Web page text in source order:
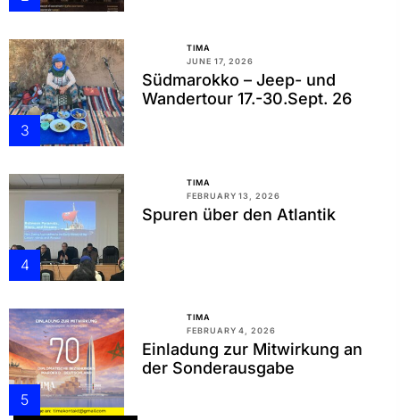
3
TIMA
JUNE 17, 2026
Südmarokko – Jeep- und
Wandertour 17.-30.Sept. 26
4
TIMA
FEBRUARY 13, 2026
Spuren über den Atlantik
5
TIMA
FEBRUARY 4, 2026
Einladung zur Mitwirkung an
der Sonderausgabe